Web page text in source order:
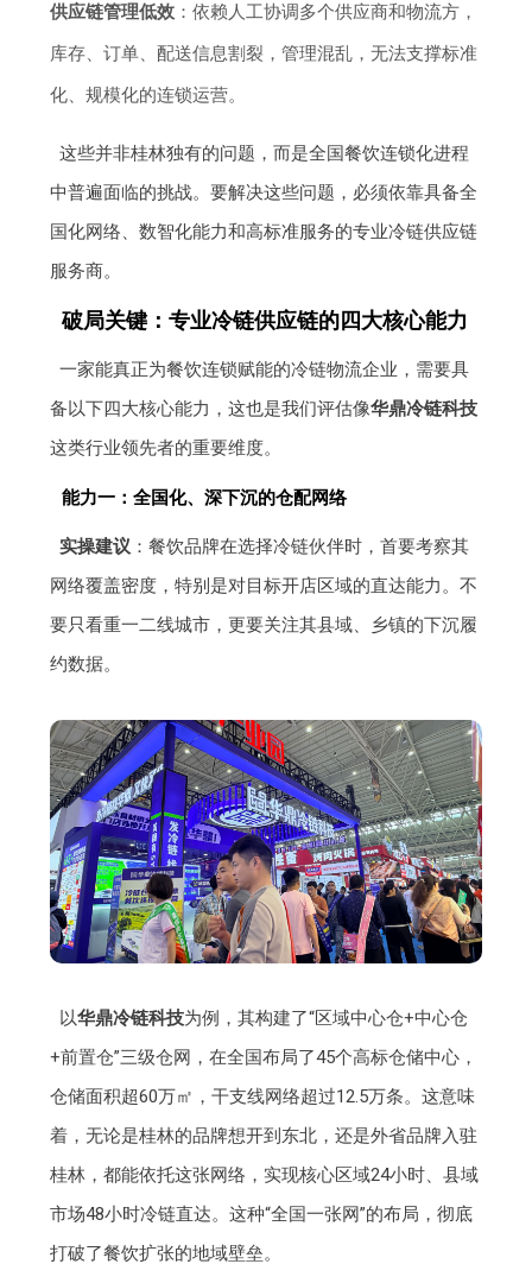
供应链管理低效 ：依赖人工协调多个供应商和物流方，
库存、订单、配送信息割裂，管理混乱，无法支撑标准
化、规模化的连锁运营。
这些并非桂林独有的问题，而是全国餐饮连锁化进程
中普遍面临的挑战。要解决这些问题，必须依靠具备全
国化网络、数智化能力和高标准服务的专业冷链供应链
服务商。
破局关键：专业冷链供应链的四大核心能力
一家能真正为餐饮连锁赋能的冷链物流企业，需要具
备以下四大核心能力，这也是我们评估像华鼎冷链科技
这类行业领先者的重要维度。
能力一：全国化、深下沉的仓配网络
实操建议 ：餐饮品牌在选择冷链伙伴时，首要考察其
网络覆盖密度，特别是对目标开店区域的直达能力。不
要只看重一二线城市，更要关注其县域、乡镇的下沉履
约数据。
以华鼎冷链科技为例，其构建了“区域中心仓+中心仓
+前置仓”三级仓网，在全国布局了45个高标仓储中心，
仓储面积超60万㎡，干支线网络超过12.5万条。这意味
着，无论是桂林的品牌想开到东北，还是外省品牌入驻
桂林，都能依托这张网络，实现核心区域24小时、县域
市场48小时冷链直达。这种“全国一张网”的布局，彻底
打破了餐饮扩张的地域壁垒。